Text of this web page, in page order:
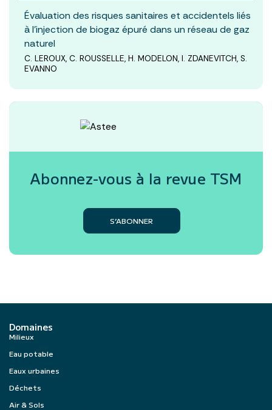
Évaluation des risques sanitaires et accidentels liés
à l’injection de biogaz épuré dans un réseau de gaz
naturel
C. LEROUX, C. ROUSSELLE, H. MODELON, I. ZDANEVITCH, S.
EVANNO
Abonnez-vous à la revue TSM
S’ABONNER
Domaines
Milieux
Eau potable
Eaux urbaines
Déchets
Air & Sols